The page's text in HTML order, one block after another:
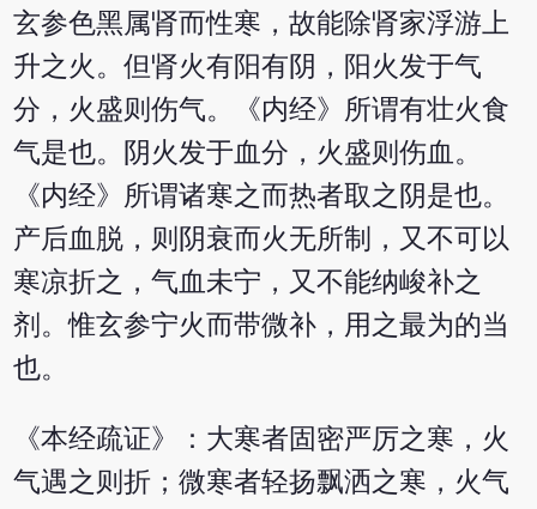
玄参色黑属肾而性寒，故能除肾家浮游上
升之火。但肾火有阳有阴，阳火发于气
分，火盛则伤气。《内经》所谓有壮火食
气是也。阴火发于血分，火盛则伤血。
《内经》所谓诸寒之而热者取之阴是也。
产后血脱，则阴衰而火无所制，又不可以
寒凉折之，气血未宁，又不能纳峻补之
剂。惟玄参宁火而带微补，用之最为的当
也。
《本经疏证》：大寒者固密严厉之寒，火
气遇之则折；微寒者轻扬飘洒之寒，火气